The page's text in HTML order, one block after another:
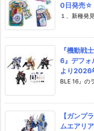
0日発売☆
１、新種発
『機動戦
6』デフォ
より2026
BLE 16』の
【ガンプ
ムエアリ